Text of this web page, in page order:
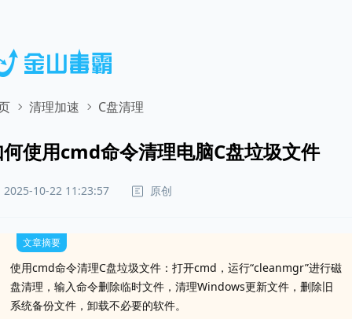
清理加速 C盘清理
使用cmd命令清理电脑C盘垃圾文件
2025-10-22 11:23:57 原创
文章摘要
使用cmd命令清理C盘垃圾文件：打开cmd，运行“cleanmgr”进行磁
盘清理，输入命令删除临时文件，清理Windows更新文件，删除旧
系统备份文件，卸载不必要的软件。